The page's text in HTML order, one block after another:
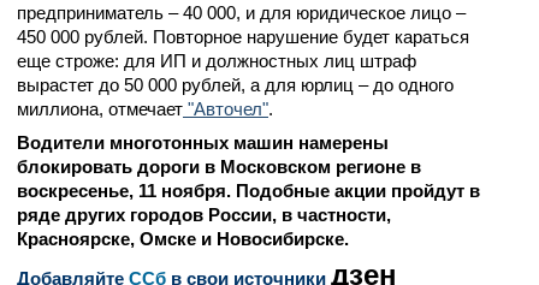
предприниматель – 40 000, и для юридическое лицо –
450 000 рублей. Повторное нарушение будет караться
еще строже: для ИП и должностных лиц штраф
вырастет до 50 000 рублей, а для юрлиц – до одного
миллиона, отмечает "Авточел".
Водители многотонных машин намерены
блокировать дороги в Московском регионе в
воскресенье, 11 ноября. Подобные акции пройдут в
ряде других городов России, в частности,
Красноярске, Омске и Новосибирске.
Добавляйте CСб в свои источники дзен